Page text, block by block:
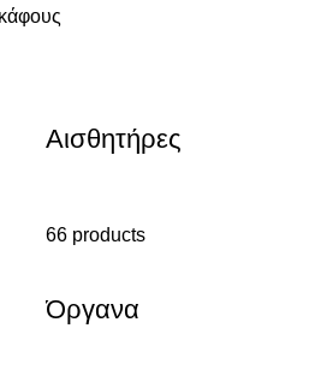
Αισθητήρες
66 products
Όργανα